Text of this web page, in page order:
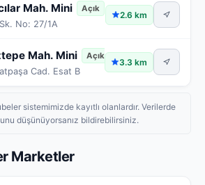
Mah. Mini Açık
No: 27/1A
2.6 km
Mah. Mini Açık
Cad. Esat B
3.3 km
sistemimizde kayıtlı olanlardır. Verilerde
düşünüyorsanız bildirebilirsiniz.
Marketler